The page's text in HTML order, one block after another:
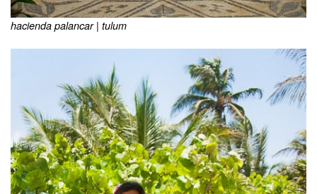
hacienda palancar | tulum